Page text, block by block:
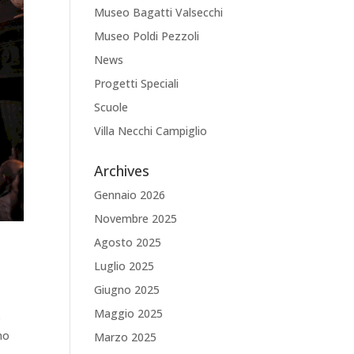
Museo Bagatti Valsecchi
Museo Poldi Pezzoli
News
Progetti Speciali
Scuole
Villa Necchi Campiglio
Archives
Gennaio 2026
Novembre 2025
Agosto 2025
Luglio 2025
Giugno 2025
Maggio 2025
Marzo 2025